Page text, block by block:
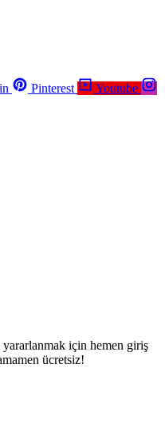
Pinterest
Youtube
yararlanmak için hemen giriş
ücretsiz!